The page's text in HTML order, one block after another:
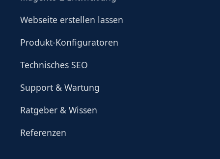
Webseite erstellen lassen
Produkt-Konfiguratoren
Technisches SEO
Support & Wartung
Ratgeber & Wissen
Referenzen